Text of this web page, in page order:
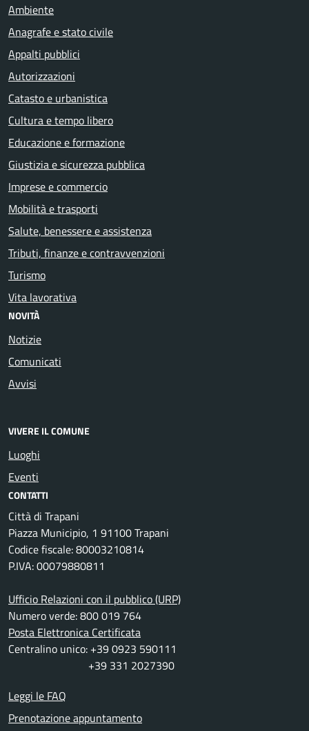
Ambiente
Anagrafe e stato civile
Appalti pubblici
Autorizzazioni
Catasto e urbanistica
Cultura e tempo libero
Educazione e formazione
Giustizia e sicurezza pubblica
Imprese e commercio
Mobilità e trasporti
Salute, benessere e assistenza
Tributi, finanze e contravvenzioni
Turismo
Vita lavorativa
NOVITÀ
Notizie
Comunicati
Avvisi
VIVERE IL COMUNE
Luoghi
Eventi
CONTATTI
Città di Trapani
Piazza Municipio, 1 91100 Trapani
Codice fiscale: 80003210814
P.IVA: 00079880811
Ufficio Relazioni con il pubblico (URP)
Numero verde: 800 019 764
Posta Elettronica Certificata
Centralino unico: +39 0923 590111
+39 331 2027390
Leggi le FAQ
Prenotazione appuntamento